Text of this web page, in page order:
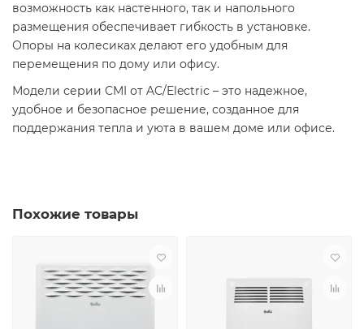
возможность как настенного, так и напольного
размещения обеспечивает гибкость в установке.
Опоры на колесиках делают его удобным для
перемещения по дому или офису.
Модели серии CMI от AC/Electric – это надежное,
удобное и безопасное решение, созданное для
поддержания тепла и уюта в вашем доме или офисе.
Похожие товары